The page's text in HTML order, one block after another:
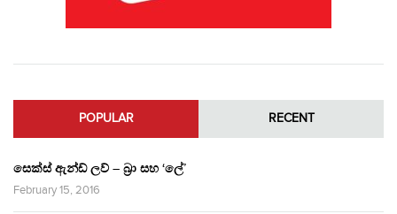
POPULAR RECENT
සෙක්ස් ඇන්ඩ් ලව් – බ්‍රා සහ ‘ලේ’
February 15, 2016